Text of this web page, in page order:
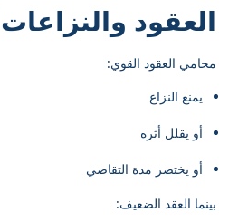
العقود
محامي العقود القوي:
يمنع النزاع
أو يقلل أثره
أو يختصر مدة التقاضي
بينما العقد الضعيف: